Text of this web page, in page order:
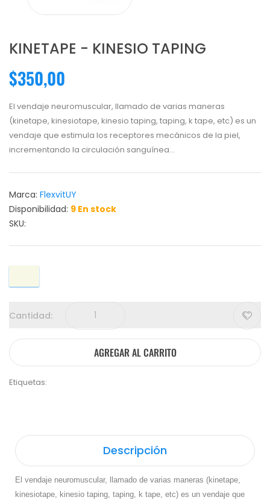
KINETAPE - KINESIO TAPING
$350,00
El vendaje neuromuscular, llamado de varias maneras
(kinetape, kinesiotape, kinesio taping, taping, k tape, etc) es un
vendaje que estimula los receptores mecánicos de la piel,
incrementando la circulación sanguínea...
Marca: FlexvitUY
Disponibilidad: 9 En stock
SKU:
Cantidad:
AGREGAR AL CARRITO
Etiquetas:
Descripción
El vendaje neuromuscular, llamado de varias maneras (kinetape,
kinesiotape, kinesio taping, taping, k tape, etc) es un vendaje que